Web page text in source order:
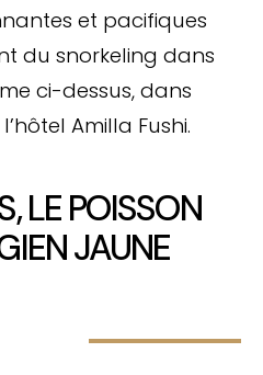
et pacifiques
du snorkeling dans
ci-dessus, dans
Amilla Fushi.
LE POISSON
JAUNE